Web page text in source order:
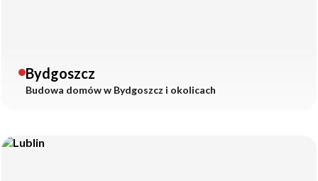
Bydgoszcz
Budowa domów w Bydgoszcz i okolicach